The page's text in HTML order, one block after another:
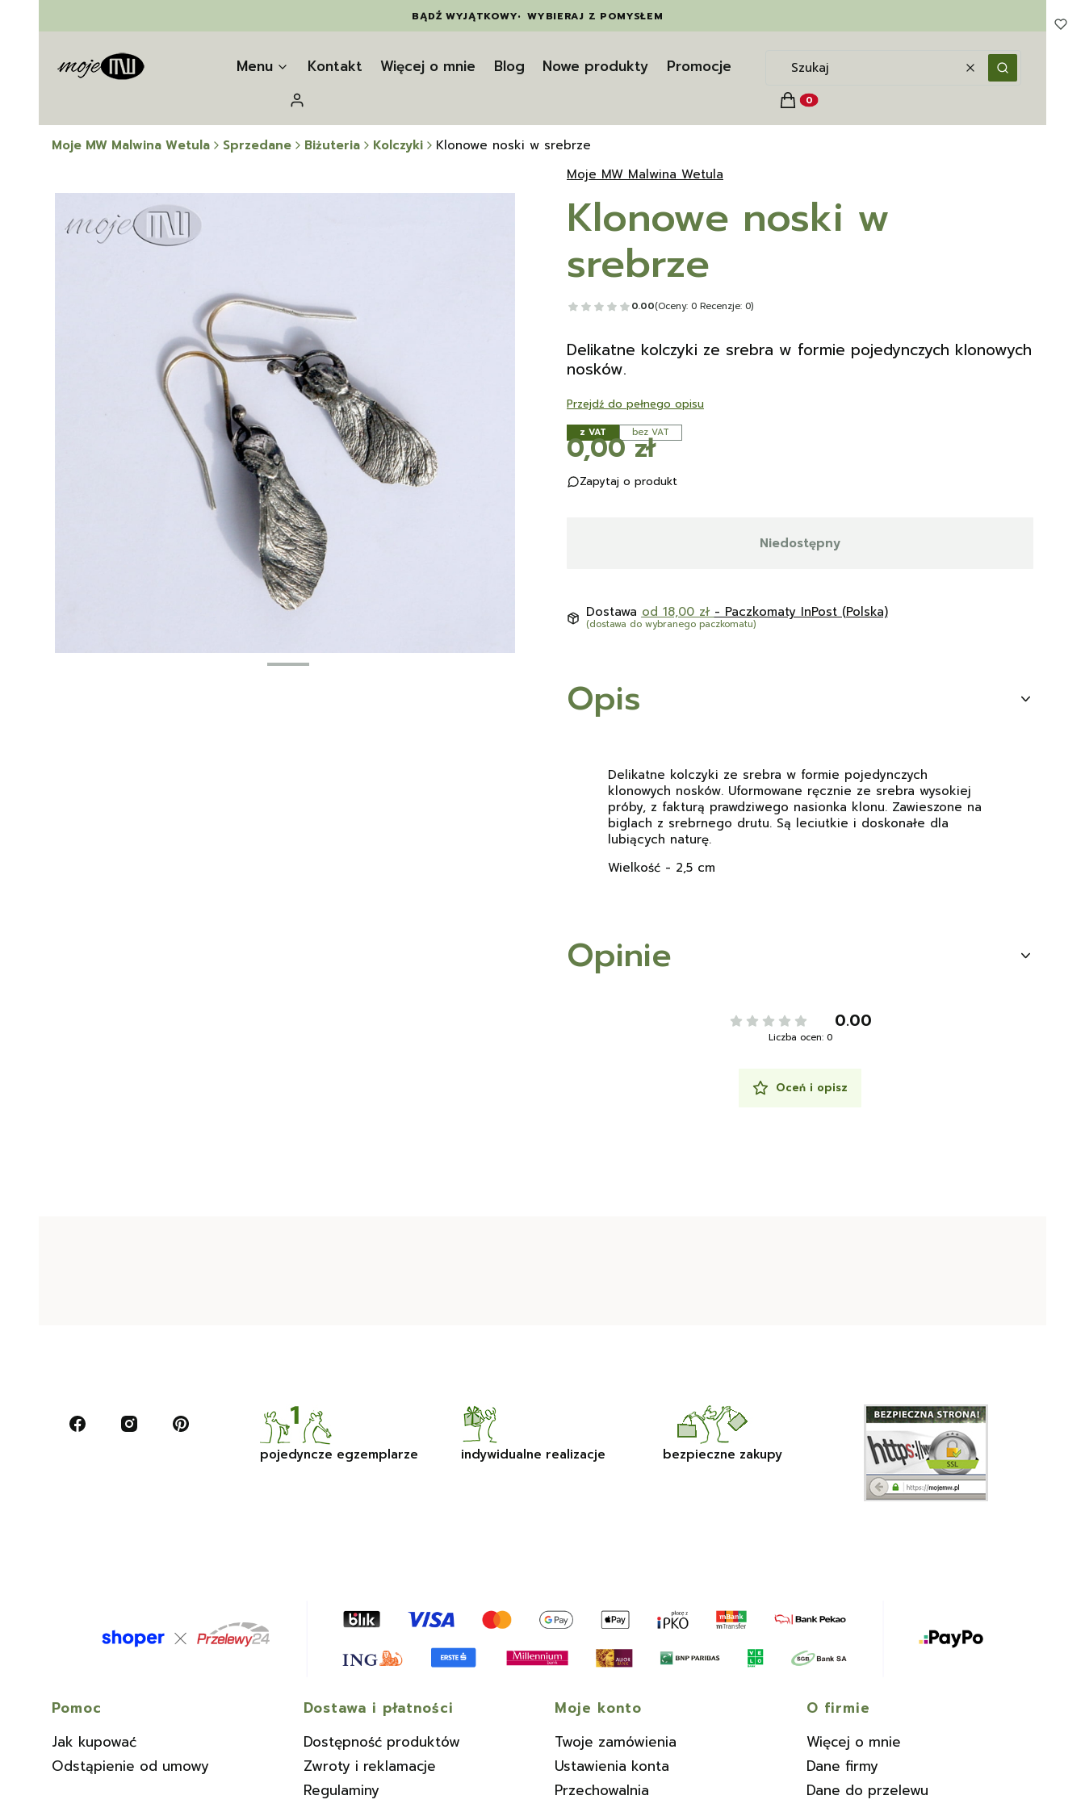
BĄDŹ WYJĄTKOWY• WYBIERAJ Z POMYSŁEM
Menu Kontakt Więcej o mnie Blog Nowe produkty Promocje WyczyśćSzukaj
Zaloguj się Produkty w koszyku: 0. Zobacz szczegóły
Koszyk
Moje MW Malwina Wetula Sprzedane Biżuteria Kolczyki
Klonowe noski w srebrze
Moje MW Malwina Wetula
Klonowe noski w
srebrze
0.00(Oceny: 0 Recenzje: 0)
Delikatne kolczyki ze srebra w formie pojedynczych klonowych
nosków.
Przejdź do pełnego opisu
z VAT bez VAT
Cena
0,00 zł
Zapytaj o produkt
Niedostępny
Dostawa od 18,00 zł - Paczkomaty InPost (Polska)
(dostawa do wybranego paczkomatu)
Opis
Delikatne kolczyki ze srebra w formie pojedynczych
klonowych nosków. Uformowane ręcznie ze srebra wysokiej
próby, z fakturą prawdziwego nasionka klonu. Zawieszone na
biglach z srebrnego drutu. Są leciutkie i doskonałe dla
lubiących naturę.
Wielkość - 2,5 cm
Opinie
0.00
Liczba ocen: 0
Oceń i opisz
pojedyncze egzemplarze indywidualne realizacje bezpieczne zakupy
Linki w stopce
Pomoc
Jak kupować
Odstąpienie od umowy
Dostawa i płatności
Dostępność produktów
Zwroty i reklamacje
Regulaminy
Moje konto
Twoje zamówienia
Ustawienia konta
Przechowalnia
O firmie
Więcej o mnie
Dane firmy
Dane do przelewu